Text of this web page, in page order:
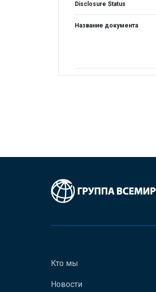
Disclosure Status
Название документа
Кто мы
Новости